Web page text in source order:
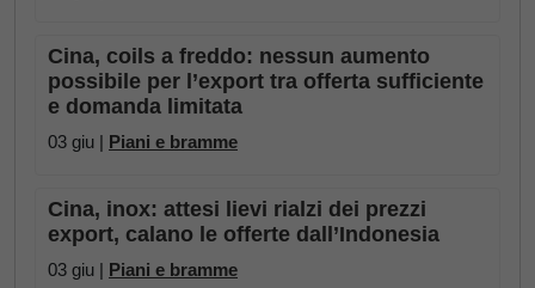
Cina, coils a freddo: nessun aumento
possibile per l’export tra offerta sufficiente
e domanda limitata
03 giu | Piani e bramme
Cina, inox: attesi lievi rialzi dei prezzi
export, calano le offerte dall’Indonesia
03 giu | Piani e bramme